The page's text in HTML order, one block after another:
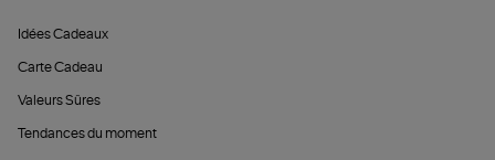
Idées Cadeaux
Carte Cadeau
Valeurs Sûres
Tendances du moment